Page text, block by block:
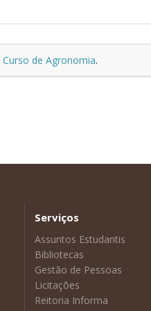
Curso de Agronomia.
Serviços
Assuntos Estudantis
Bibliotecas
Gestão de Pessoas
Licitações
Reitoria Informa